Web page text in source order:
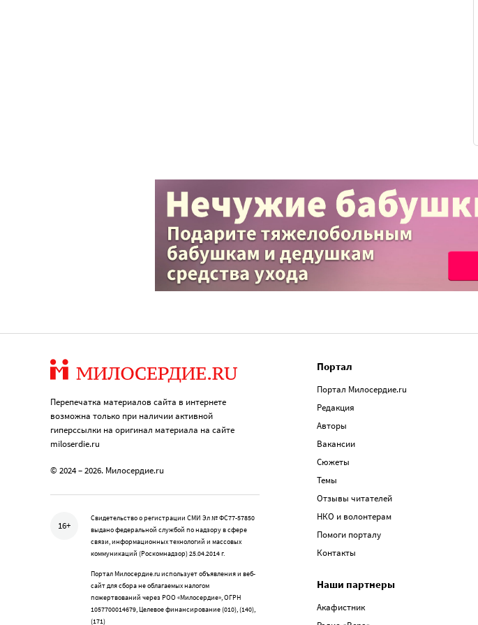
Перепечатка материалов сайта в интернете
возможна только при наличии активной
гиперссылки на оригинал материала на сайте
miloserdie.ru
© 2024 – 2026. Милосердие.ru
16+
Свидетельство о регистрации СМИ Эл № ФС77-57850
выдано федеральной службой по надзору в сфере
связи, информационных технологий и массовых
коммуникаций (Роскомнадзор) 25.04.2014 г.
Портал Милосердие.ru использует объявления и веб-
сайт для сбора не облагаемых налогом
пожертвований через РОО «Милосердие», ОГРН
1057700014679, Целевое финансирование (010), (140),
(171)
Портал
Портал Милосердие.ru
Редакция
Авторы
Вакансии
Сюжеты
Темы
Отзывы читателей
НКО и волонтерам
Помоги порталу
Контакты
Наши партнеры
Акафистник